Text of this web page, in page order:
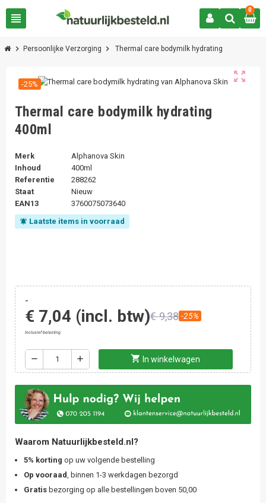
view_headline
0
chevron_right Persoonlijke Verzorging chevron_right Thermal care bodymilk hydrating
zoom_out_map
-25%
Thermal care bodymilk hydrating
400ml
Merk
Alphanova Skin
Inhoud
400ml
Referentie
288262
Staat
Nieuw
EAN13
3760075073640
notifications_active Laatste items in voorraad
-
€ 7,04 (incl. btw)€ 9,38 -25%
Inclusief belasting
remove add shopping_cart In winkelwagen
Waarom Natuurlijkbesteld.nl?
5% korting op uw volgende bestelling
Op vooraad
, binnen 1-3 werkdagen bezorgd
Gratis bezorging op alle bestellingen boven 50,00